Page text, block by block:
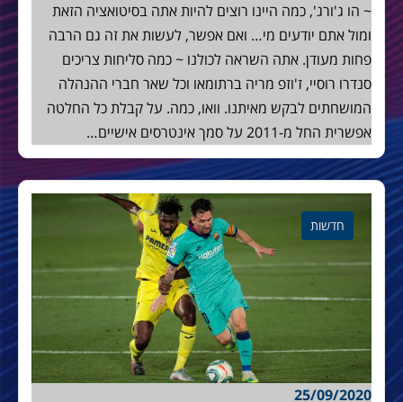
~ הו ג'ורג', כמה היינו רוצים להיות אתה בסיטואציה הזאת
ומול אתם יודעים מי… ואם אפשר, לעשות את זה גם הרבה
פחות מעודן. אתה השראה לכולנו ~ כמה סליחות צריכים
סנדרו רוסיי, ז'וזפ מריה ברתומאו וכל שאר חברי ההנהלה
המושחתים לבקש מאיתנו. וואו, כמה. על קבלת כל החלטה
אפשרית החל מ-2011 על סמך אינטרסים אישיים…
חדשות
25/09/2020